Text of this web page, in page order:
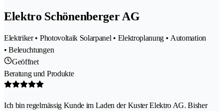
Elektro Schönenberger AG
Elektriker • Photovoltaik Solarpanel • Elektroplanung • Automation
• Beleuchtungen
Geöffnet
Beratung und Produkte
Ich bin regelmässig Kunde im Laden der Kuster Elektro AG. Bisher